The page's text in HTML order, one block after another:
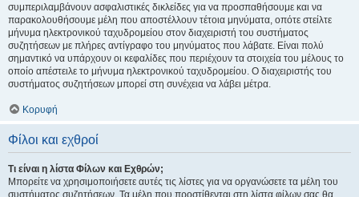
συμπεριλαμβάνουν ασφαλιστικές δικλείδες για να προσπαθήσουμε και να
παρακολουθήσουμε μέλη που αποστέλλουν τέτοια μηνύματα, οπότε στείλτε
μήνυμα ηλεκτρονικού ταχυδρομείου στον διαχειριστή του συστήματος
συζητήσεων με πλήρες αντίγραφο του μηνύματος που λάβατε. Είναι πολύ
σημαντικό να υπάρχουν οι κεφαλίδες που περιέχουν τα στοιχεία του μέλους το
οποίο απέστειλε το μήνυμα ηλεκτρονικού ταχυδρομείου. Ο διαχειριστής του
συστήματος συζητήσεων μπορεί στη συνέχεια να λάβει μέτρα.
Κορυφή
Φίλοι και εχθροί
Τι είναι η λίστα Φίλων και Εχθρών;
Μπορείτε να χρησιμοποιήσετε αυτές τις λίστες για να οργανώσετε τα μέλη του
συστήματος συζητήσεων. Τα μέλη που προστίθενται στη λίστα φίλων σας θα